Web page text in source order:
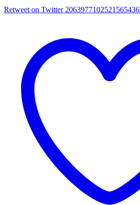
Retweet on Twitter 2063977102521565436